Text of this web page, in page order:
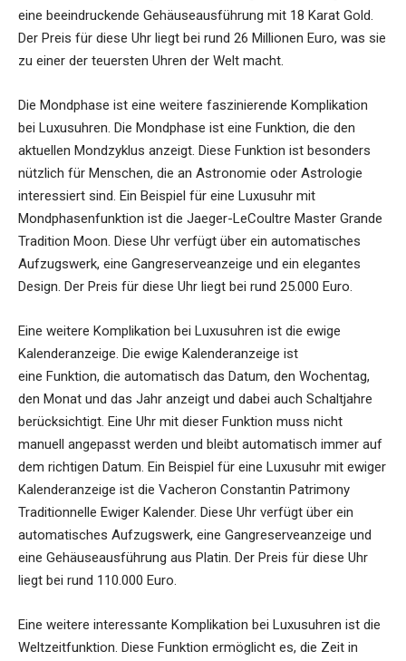
eine beeindruckende Gehäuseausführung mit 18 Karat Gold.
Der Preis für diese Uhr liegt bei rund 26 Millionen Euro, was sie
zu einer der teuersten Uhren der Welt macht.
Die Mondphase ist eine weitere faszinierende Komplikation
bei Luxusuhren. Die Mondphase ist eine Funktion, die den
aktuellen Mondzyklus anzeigt. Diese Funktion ist besonders
nützlich für Menschen, die an Astronomie oder Astrologie
interessiert sind. Ein Beispiel für eine Luxusuhr mit
Mondphasenfunktion ist die Jaeger-LeCoultre Master Grande
Tradition Moon. Diese Uhr verfügt über ein automatisches
Aufzugswerk, eine Gangreserveanzeige und ein elegantes
Design. Der Preis für diese Uhr liegt bei rund 25.000 Euro.
Eine weitere Komplikation bei Luxusuhren ist die ewige
Kalenderanzeige. Die ewige Kalenderanzeige ist
eine Funktion, die automatisch das Datum, den Wochentag,
den Monat und das Jahr anzeigt und dabei auch Schaltjahre
berücksichtigt. Eine Uhr mit dieser Funktion muss nicht
manuell angepasst werden und bleibt automatisch immer auf
dem richtigen Datum. Ein Beispiel für eine Luxusuhr mit ewiger
Kalenderanzeige ist die Vacheron Constantin Patrimony
Traditionnelle Ewiger Kalender. Diese Uhr verfügt über ein
automatisches Aufzugswerk, eine Gangreserveanzeige und
eine Gehäuseausführung aus Platin. Der Preis für diese Uhr
liegt bei rund 110.000 Euro.
Eine weitere interessante Komplikation bei Luxusuhren ist die
Weltzeitfunktion. Diese Funktion ermöglicht es, die Zeit in